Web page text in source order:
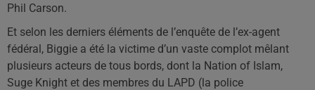
Phil Carson.
Et selon les derniers éléments de l’enquête de l’ex-agent
fédéral, Biggie a été la victime d’un vaste complot mêlant
plusieurs acteurs de tous bords, dont la Nation of Islam,
Suge Knight et des membres du LAPD (la police